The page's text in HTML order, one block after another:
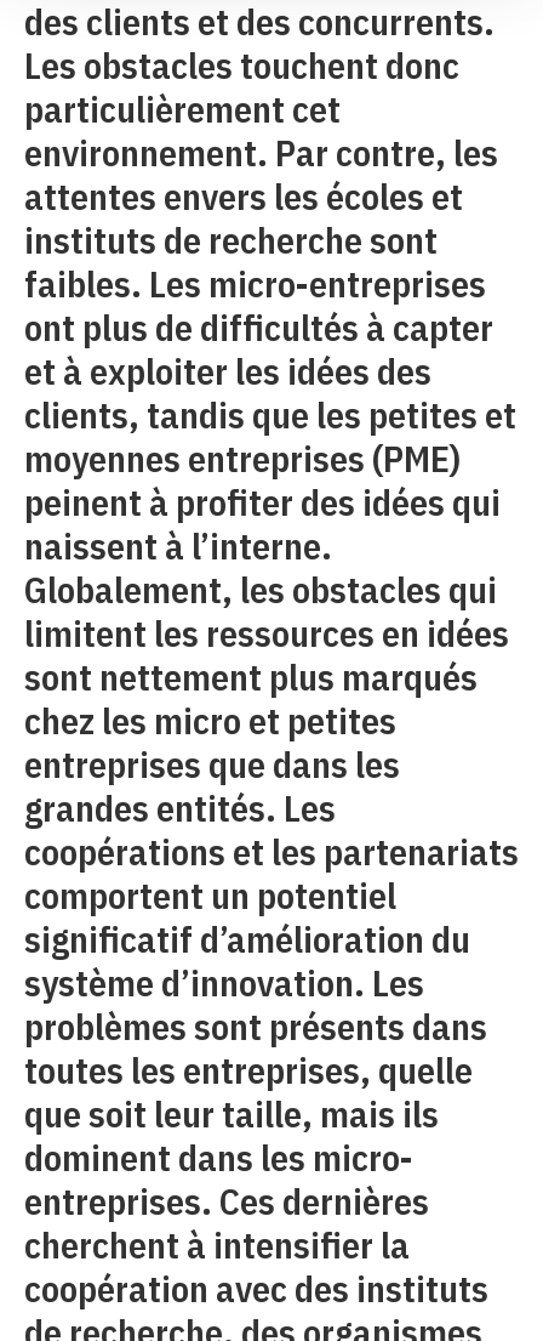
des clients et des concurrents.
Les obstacles touchent donc
particulièrement cet
environnement. Par contre, les
attentes envers les écoles et
instituts de recherche sont
faibles. Les micro-entreprises
ont plus de difficultés à capter
et à exploiter les idées des
clients, tandis que les petites et
moyennes entreprises (PME)
peinent à profiter des idées qui
naissent à l’interne.
Globalement, les obstacles qui
limitent les ressources en idées
sont nettement plus marqués
chez les micro et petites
entreprises que dans les
grandes entités. Les
coopérations et les partenariats
comportent un potentiel
significatif d’amélioration du
système d’innovation. Les
problèmes sont présents dans
toutes les entreprises, quelle
que soit leur taille, mais ils
dominent dans les micro-
entreprises. Ces dernières
cherchent à intensifier la
coopération avec des instituts